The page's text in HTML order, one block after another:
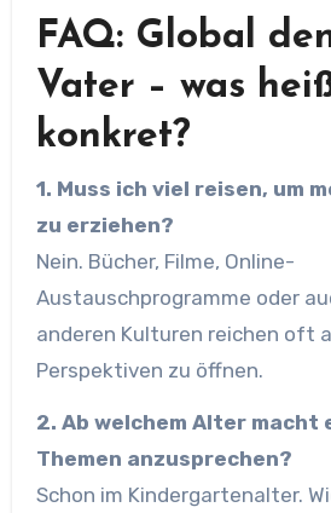
FAQ: Global
Vater – was
konkret?
1. Muss ich viel reisen, um
zu erziehen?
Nein. Bücher, Filme, Online-
Austauschprogramme oder
anderen Kulturen reichen oft
Perspektiven zu öffnen.
2. Ab welchem Alter macht
Themen anzusprechen?
Schon im Kindergartenalter.